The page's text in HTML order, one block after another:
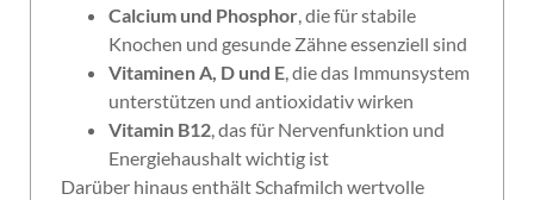
Calcium und Phosphor, die für stabile
Knochen und gesunde Zähne essenziell sind
Vitaminen A, D und E, die das Immunsystem
unterstützen und antioxidativ wirken
Vitamin B12, das für Nervenfunktion und
Energiehaushalt wichtig ist
Darüber hinaus enthält Schafmilch wertvolle